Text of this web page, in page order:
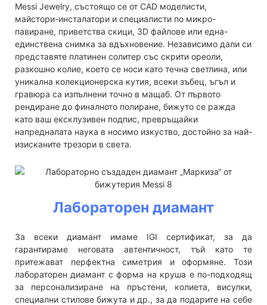
Messi Jewelry, състоящо се от CAD моделисти,
майстори-инсталатори и специалисти по микро-
павиране, приветства скици, 3D файлове или една-
единствена снимка за вдъхновение. Независимо дали си
представяте платинен солитер със скрити ореоли,
разкошно колие, което се носи като течна светлина, или
уникална колекционерска кутия, всеки зъбец, ъгъл и
гравюра са изпълнени точно в мащаб. От първото
рендиране до финалното полиране, бижуто се ражда
като ваш ексклузивен подпис, превръщайки
напредналата наука в носимо изкуство, достойно за най-
изисканите трезори в света.
Лабораторен диамант
За всеки диамант имаме IGI сертификат, за да
гарантираме неговата автентичност, тъй като те
притежават перфектна симетрия и оформяне. Този
лабораторен диамант с форма на круша е по-подходящ
за персонализиране на пръстени, колиета, висулки,
специални стилове бижута и др., за да подарите на себе